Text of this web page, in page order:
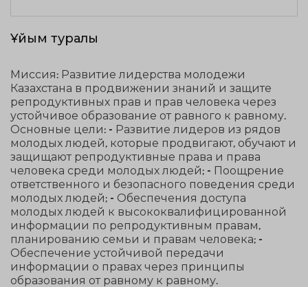
Ұйым туралы
Миссия: Развитие лидерства молодежи
Казахстана в продвижении знаний и защите
репродуктивных прав и прав человека через
устойчивое образование от равного к равному.
Основные цели: - Развитие лидеров из рядов
молодых людей, которые продвигают, обучают и
защищают репродуктивные права и права
человека среди молодых людей; - Поощрение
ответственного и безопасного поведения среди
молодых людей; - Обеспечения доступа
молодых людей к высококвалифицированной
информации по репродуктивным правам,
планированию семьи и правам человека; -
Обеспечение устойчивой передачи
информации о правах через принципы
образования от равному к равному.